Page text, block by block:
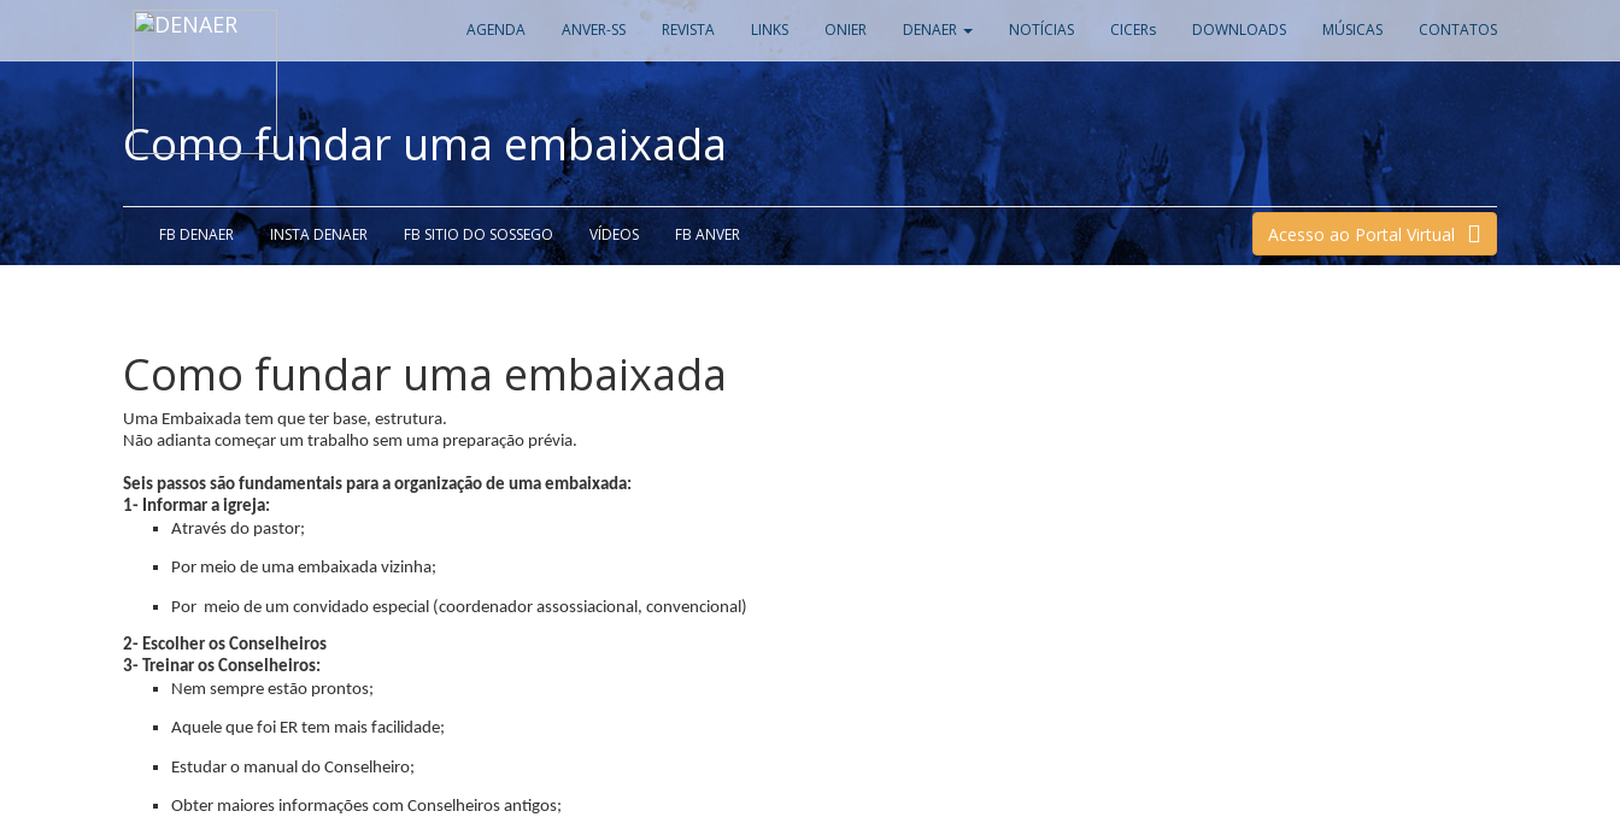
AGENDA ANVER-SS REVISTA LINKS ONIER DENAER NOTÍCIAS CICERs DOWNLOADS MÚSICAS CONTATOS
Como fundar uma embaixada
FB DENAER INSTA DENAER FB SITIO DO SOSSEGO VÍDEOS FB ANVER Acesso ao Portal Virtual
Como fundar uma embaixada
Uma Embaixada tem que ter base, estrutura.
Não adianta começar um trabalho sem uma preparação prévia.
Seis passos são fundamentais para a organização de uma embaixada:
1- Informar a igreja:
Através do pastor;
Por meio de uma embaixada vizinha;
Por meio de um convidado especial (coordenador assossiacional, convencional)
2- Escolher os Conselheiros
3- Treinar os Conselheiros:
Nem sempre estão prontos;
Aquele que foi ER tem mais facilidade;
Estudar o manual do Conselheiro;
Obter maiores informações com Conselheiros antigos;